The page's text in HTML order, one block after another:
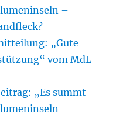
–
„Gute
vom MdL
„Es summt
–